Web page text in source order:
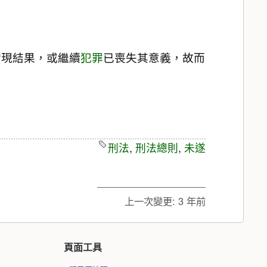
結果，或繼續犯罪已喪失其意義，故而
刑法, 刑法總則, 未遂
上一次變更: 3 年前
頁面工具